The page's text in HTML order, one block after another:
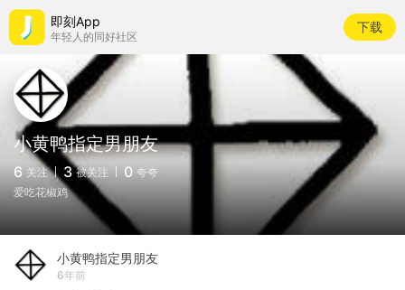
即刻App
年轻人的同好社区
下载
小黄鸭指定男朋友
6 关注 3 被关注 0 夸夸
爱吃花椒鸡
小黄鸭指定男朋友
6年前